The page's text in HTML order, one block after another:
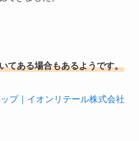
てある場合もあるようです。
プ｜イオンリテール株式会社